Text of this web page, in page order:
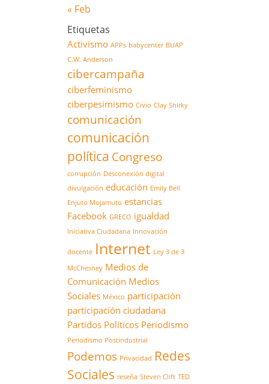
« Feb
Etiquetas
Activismo APPs babycenter BUAP
C.W. Anderson
cibercampaña
ciberfeminismo
ciberpesimismo Civio Clay Shirky
comunicación
comunicación
política Congreso
corrupción Desconexión digital
divulgación educación Emily Bell
Enjuto Mojamuto estancias
Facebook GRECO igualdad
Iniciativa Ciudadana Innovación
docente Internet Ley 3 de 3
McChesney Medios de
Comunicación Medios
Sociales México participación
participación ciudadana
Partidos Políticos Periodismo
Periodismo Postindustrial
Podemos Privacidad Redes
Sociales reseña Steven Clift TED